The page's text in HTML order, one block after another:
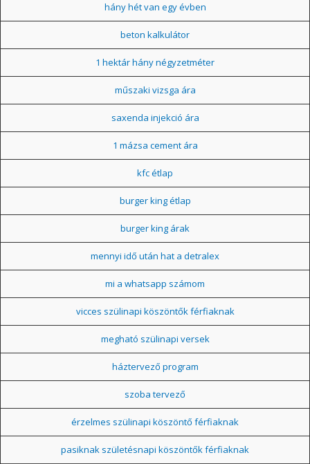
hány hét van egy évben
beton kalkulátor
1 hektár hány négyzetméter
műszaki vizsga ára
saxenda injekció ára
1 mázsa cement ára
kfc étlap
burger king étlap
burger king árak
mennyi idő után hat a detralex
mi a whatsapp számom
vicces szülinapi köszöntők férfiaknak
megható szülinapi versek
háztervező program
szoba tervező
érzelmes szülinapi köszöntő férfiaknak
pasiknak születésnapi köszöntők férfiaknak